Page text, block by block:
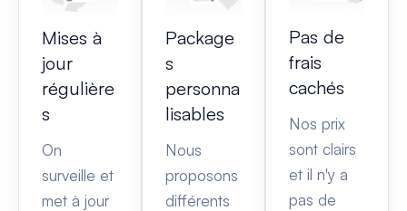
Mises à
jour
régulière
s
On
surveille et
met à jour
Package
s
personna
lisables
Nous
proposons
différents
Pas de
frais
cachés
Nos prix
sont clairs
et il n'y a
pas de